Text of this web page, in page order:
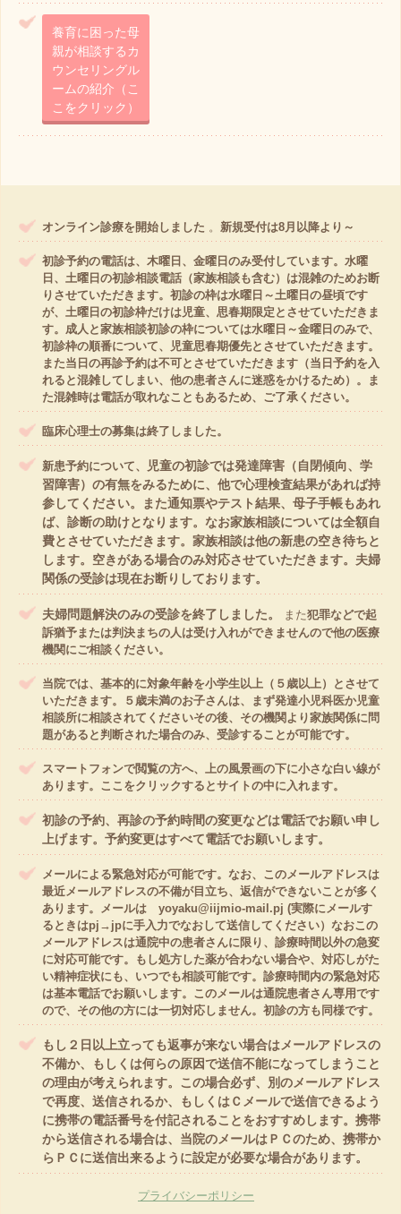
養育に困った母
親が相談するカ
ウンセリングル
ームの紹介（こ
こをクリック）
オンライン診療を開始しました 。 新規受付は8月以降より～
初診予約の電話は、 木曜日、金曜日のみ受付 しています。水曜
日、土曜日の初診相談電話（家族相談も含む）は混雑のためお断
りさせていただきます。初診の枠は水曜日～土曜日の昼頃です
が、土曜日の初診枠だけは児童、思春期限定とさせていただきま
す。成人と家族相談初診の枠については水曜日～金曜日のみで、
初診枠の順番について、児童思春期優先とさせていただきます。
また当日の再診予約は不可とさせていただきます（当日予約を入
れると混雑してしまい、他の患者さんに迷惑をかけるため）。ま
た混雑時は電話が取れなこともあるため、ご了承ください。
臨床心理士の募集は終了しました。
新患予約について、
児童の初診では発達障害（自閉傾向、学
習障害）の有無をみるために、他で心理検査結果があれば持
参してください。また通知票やテスト結果、母子手帳もあれ
ば、診断の助けとなります。なお家族相談については全額自
費とさせていただきます。家族相談は他の新患の空き待ちと
します。空きがある場合のみ対応させていただきます。 夫婦
関係の受診は現在お断りしております。
夫婦問題解決のみの受診を終了しました。 また犯罪などで起
訴猶予または判決まちの人は受け入れができませんので他の医療
機関にご相談ください。
当院では、基本的に対象年齢を小学生以上（５歳以上）とさせて
いただきます。５歳未満のお子さんは、まず発達小児科医か児童
相談所に相談されてくださいその後、その機関より家族関係に問
題があると判断された場合のみ、受診することが可能です。
スマートフォンで閲覧の方へ、上の風景画の下に小さな白い線が
あります。ここをクリックするとサイトの中に入れます。
初診の予約、再診の予約時間の変更などは電話でお願い申し
上げます。予約変更はすべて電話でお願いします。
メールによる緊急対応が可能です。なお、このメールアドレスは
最近メールアドレスの不備が目立ち、返信ができないことが多く
あります。メールは yoyaku@iijmio-mail.pj (実際にメールす
るときはpj→jpに手入力でなおして送信してください）なおこの
メールアドレスは通院中の患者さんに限り、診療時間以外の急変
に対応可能です。もし処方した薬が合わない場合や、対応しがた
い精神症状にも、いつでも相談可能です。診療時間内の緊急対応
は基本電話でお願いします。このメールは通院患者さん専用です
ので、その他の方には一切対応しません。初診の方も同様です。
もし２日以上立っても返事が来ない場合はメールアドレスの
不備か、もしくは何らの原因で送信不能になってしまうこと
の理由が考えられます。この場合必ず、別のメールアドレス
で再度、送信されるか、もしくはＣメールで送信できるよう
に携帯の電話番号を付記されることをおすすめします。携帯
から送信される場合は、当院のメールはＰＣのため、携帯か
らＰＣに送信出来るように設定が必要な場合があります。
プライバシーポリシー